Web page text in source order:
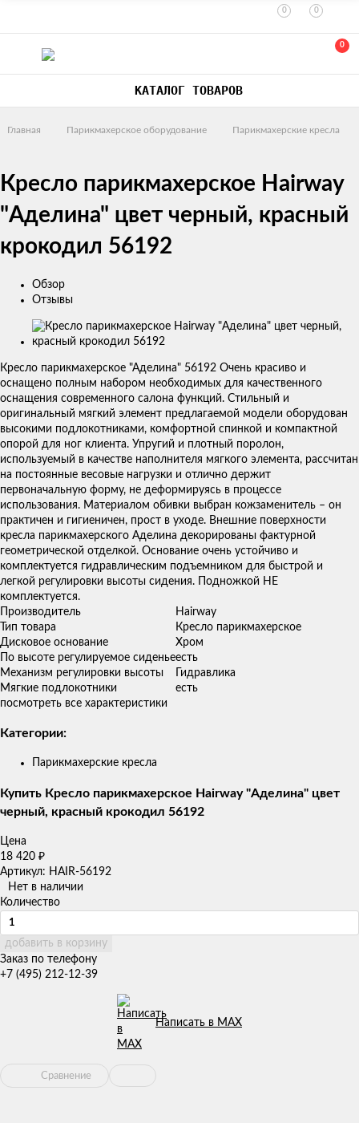
0 0
0
КАТАЛОГ ТОВАРОВ
Главная Парикмахерское оборудование Парикмахерские кресла
Кресло парикмахерское Hairway
"Аделина" цвет черный, красный
крокодил 56192
Обзор
Отзывы
Изображения
товаров
Кресло парикмахерское "Аделина" 56192 Очень красиво и
оснащено полным набором необходимых для качественного
оснащения современного салона функций. Стильный и
оригинальный мягкий элемент предлагаемой модели оборудован
высокими подлокотниками, комфортной спинкой и компактной
опорой для ног клиента. Упругий и плотный поролон,
используемый в качестве наполнителя мягкого элемента, рассчитан
на постоянные весовые нагрузки и отлично держит
первоначальную форму, не деформируясь в процессе
использования. Материалом обивки выбран кожзаменитель – он
практичен и гигиеничен, прост в уходе. Внешние поверхности
кресла парикмахерского Аделина декорированы фактурной
геометрической отделкой. Основание очень устойчиво и
комплектуется гидравлическим подъемником для быстрой и
легкой регулировки высоты сидения. Подножкой НЕ
комплектуется.
Производитель
Hairway
Тип товара
Кресло парикмахерское
Дисковое основание
Хром
По высоте регулируемое сиденьеесть
Механизм регулировки высоты
Гидравлика
Мягкие подлокотники
есть
посмотреть все характеристики
Категории:
Парикмахерские кресла
Купить Кресло парикмахерское Hairway "Аделина" цвет
черный, красный крокодил 56192
Цена
18 420 ₽
Артикул: HAIR-56192
Нет в наличии
Количество
добавить в корзину
Заказ по телефону
+7 (495) 212-12-39
Написать в MAX
Сравнение